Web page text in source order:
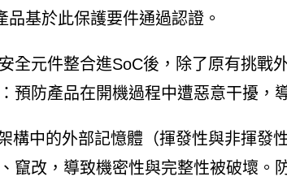
品基於此保護要件通過認證。
全元件整合進SoC後，除了原有挑戰
預防產品在開機過程中遭惡意干擾，
構中的外部記憶體（揮發性與非揮發
竄改，導致機密性與完整性被破壞。